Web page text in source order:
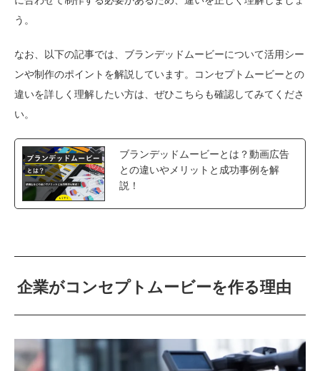
う。
なお、以下の記事では、ブランデッドムービーについて活用シー
ンや制作のポイントを解説しています。コンセプトムービーとの
違いを詳しく理解したい方は、ぜひこちらも確認してみてくださ
い。
ブランデッドムービーとは？動画広告
との違いやメリットと成功事例を解
説！
企業がコンセプトムービーを作る理由